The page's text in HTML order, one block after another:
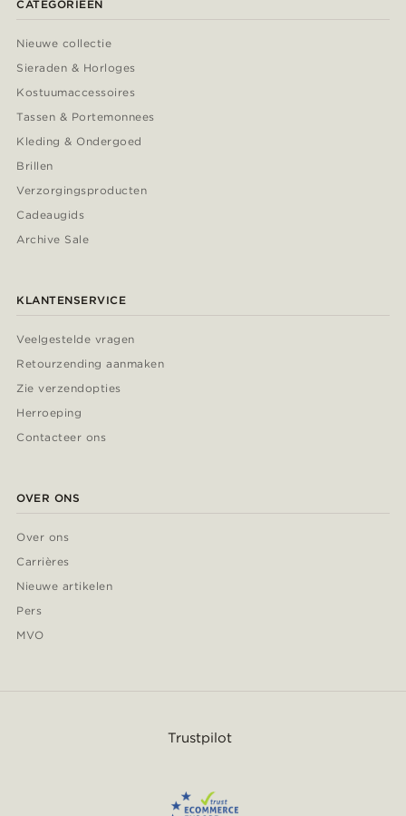
CATEGORIEËN
Nieuwe collectie
Sieraden & Horloges
Kostuumaccessoires
Tassen & Portemonnees
Kleding & Ondergoed
Brillen
Verzorgingsproducten
Cadeaugids
Archive Sale
KLANTENSERVICE
Veelgestelde vragen
Retourzending aanmaken
Zie verzendopties
Herroeping
Contacteer ons
OVER ONS
Over ons
Carrières
Nieuwe artikelen
Pers
MVO
Trustpilot